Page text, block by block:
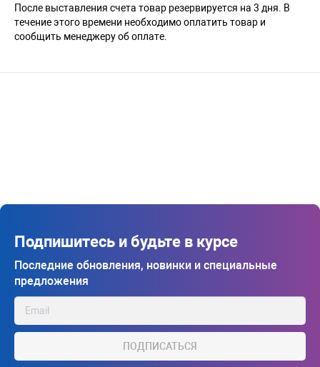
После выставления счета товар резервируется на 3 дня. В
течение этого времени необходимо оплатить товар и
сообщить менеджеру об оплате.
Подпишитесь и будьте в курсе
Последние обновления, новинки и специальные
предложения
ПОДПИСАТЬСЯ